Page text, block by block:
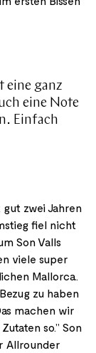
eine ganz
eine Note
Einfach
zwei Jahren
fiel nicht
Son Valls
viele super
Mallorca.
zu haben
machen wir
so.” Son
Allrounder